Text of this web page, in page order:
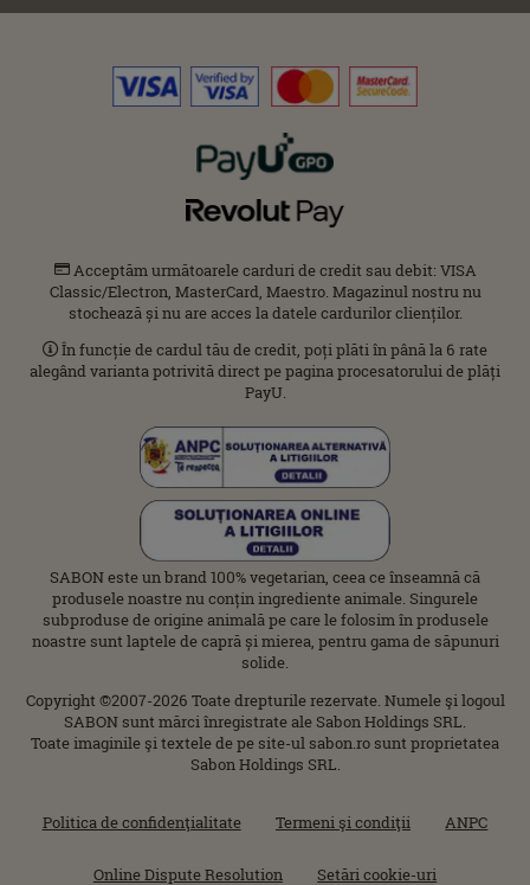
Acceptăm următoarele carduri de credit sau debit: VISA
Classic/Electron, MasterCard, Maestro. Magazinul nostru nu
stochează și nu are acces la datele cardurilor clienților.
În funcție de cardul tău de credit, poți plăti în până la 6 rate
alegând varianta potrivită direct pe pagina procesatorului de plăți
PayU.
SABON este un brand 100% vegetarian, ceea ce înseamnă că
produsele noastre nu conțin ingrediente animale. Singurele
subproduse de origine animală pe care le folosim în produsele
noastre sunt laptele de capră și mierea, pentru gama de săpunuri
solide.
Copyright ©2007-2026 Toate drepturile rezervate. Numele şi logoul
SABON sunt mărci înregistrate ale Sabon Holdings SRL.
Toate imaginile şi textele de pe site-ul sabon.ro sunt proprietatea
Sabon Holdings SRL.
Politica de confidenţialitate Termeni şi condiţii ANPC
Online Dispute Resolution Setări cookie-uri